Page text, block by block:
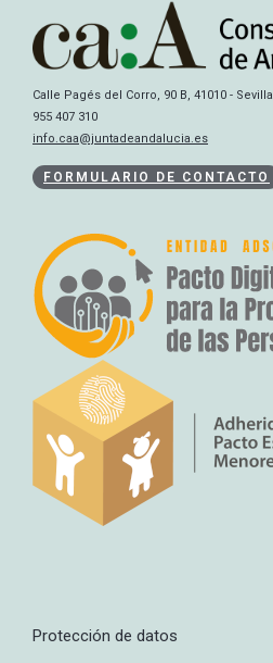
Calle Pagés del Corro, 90 B, 41010 - Sevilla
955 407 310
info.caa@juntadeandalucia.es
FORMULARIO DE CONTACTO
Protección de datos